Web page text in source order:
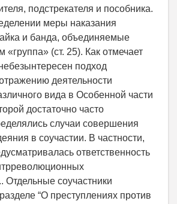
подстрекателя и пособника.
меры наказания
и банда, объединяемые
(ст. 25). Как отмечает
подход
деятельности
вида в Особенной части
достаточно часто
случаи совершения
в соучастии. В частности,
ответственность
Отдельные соучастники
“О преступлениях против